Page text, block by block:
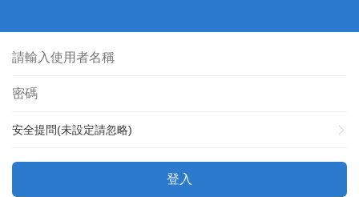
安全提問(未設定請忽略)
登入